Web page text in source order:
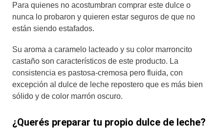
Para quienes no acostumbran comprar este dulce o
nunca lo probaron y quieren estar seguros de que no
están siendo estafados.
Su aroma a caramelo lacteado y su color marroncito
castaño son característicos de este producto. La
consistencia es pastosa-cremosa pero fluida, con
excepción al dulce de leche repostero que es más bien
sólido y de color marrón oscuro.
¿Querés preparar tu propio dulce de leche?